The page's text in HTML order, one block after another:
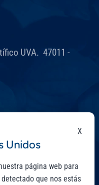
UVA. 47011 -
X
Unidos
página web para
detectado que nos estás